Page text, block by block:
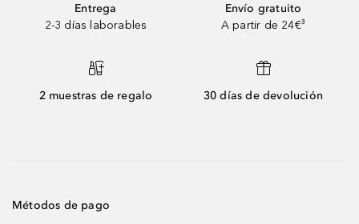
Entrega
2-3 días laborables
Envío gratuito
A partir de 24€³
2 muestras de regalo 30 días de devolución
Métodos de pago